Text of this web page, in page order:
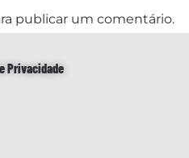
publicar um comentário.
Privacidade